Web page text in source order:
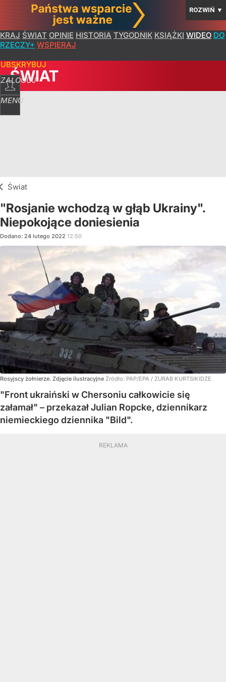
ROZWIŃ ▼
KRAJ ŚWIAT OPINIE HISTORIA TYGODNIK KSIĄŻKI WIDEO DO
RZECZY+ WSPIERAJ
ZALOGUJ
MENU
ŚWIAT
Świat
"Rosjanie wchodzą w głąb Ukrainy".
Niepokojące doniesienia
Dodano: 24 lutego 2022 12:50
Rosyjscy żołnierze. Zdjęcie ilustracyjne Źródło: PAP/EPA / ZURAB KURTSIKIDZE
"Front ukraiński w Chersoniu całkowicie się
załamał" – przekazał Julian Ropcke, dziennikarz
niemieckiego dziennika "Bild".